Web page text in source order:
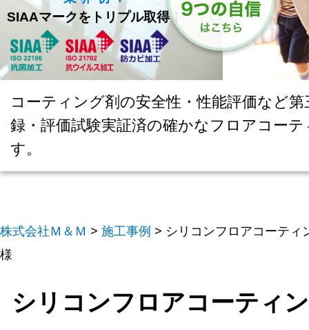
SIAAマークをトリプル取得！
コーティング剤の安全性・性能評価など
録・評価試験実証済の確かなフロアコー
す。
株式会社Ｍ＆Ｍ > 施工事例 > シリコンフロアコーテ
様
シリコンフロアコーティ